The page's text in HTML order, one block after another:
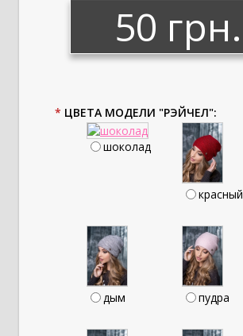
50 грн.
* ЦВЕТА МОДЕЛИ "РЭЙЧЕЛ":
шоколад
красный
дым пудра